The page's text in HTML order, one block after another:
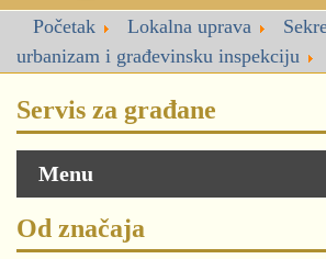
Početak Lokalna uprava
urbanizam i građevinsku inspekciju
Servis za građane
Menu
Od značaja